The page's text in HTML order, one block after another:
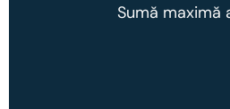
Sumă maximă